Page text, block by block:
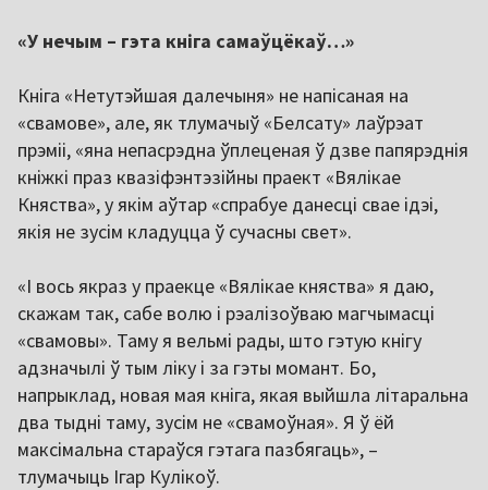
«У нечым – гэта кніга самаўцёкаў…»
Кніга «Нетутэйшая далечыня» не напісаная на
«свамове», але, як тлумачыў «Белсату» лаўрэат
прэміі, «яна непасрэдна ўплеценая ў дзве папярэднія
кніжкі праз квазіфэнтэзійны праект «Вялікае
Княства», у якім аўтар «спрабуе данесці свае ідэі,
якія не зусім кладуцца ў сучасны свет».
«І вось якраз у праекце «Вялікае княства» я даю,
скажам так, сабе волю і рэалізоўваю магчымасці
«свамовы». Таму я вельмі рады, што гэтую кнігу
адзначылі ў тым ліку і за гэты момант. Бо,
напрыклад, новая мая кніга, якая выйшла літаральна
два тыдні таму, зусім не «свамоўная». Я ў ёй
максімальна стараўся гэтага пазбягаць», –
тлумачыць Ігар Кулікоў.